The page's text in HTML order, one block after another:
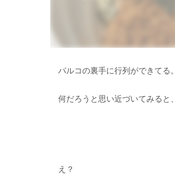
パルコの裏手に行列ができてる。
何だろうと思い近づいてみると
え？